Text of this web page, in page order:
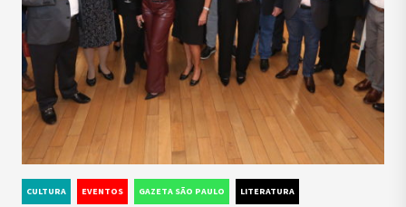
CULTURA EVENTOS GAZETA SÃO PAULO LITERATURA